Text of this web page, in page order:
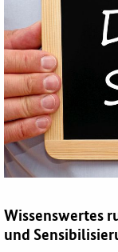
Wissenswertes
und